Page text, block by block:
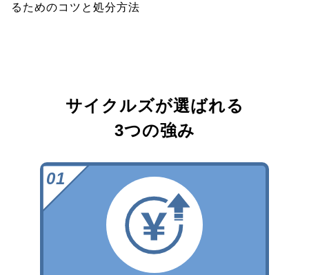
るためのコツと処分方法
サイクルズが選ばれる
3つの強み